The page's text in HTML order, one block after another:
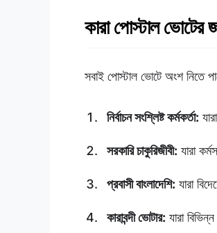
কারা পোস্টাল
সবাই পোস্টাল ভোটে অংশ নিতে
নির্বাচন সংশ্লিষ্ট কর্মকর্তা:
সরকারি চাকুরিজীবী: যারা
প্রবাসী বাংলাদেশি: যারা
কারাবন্দী ভোটার: যারা